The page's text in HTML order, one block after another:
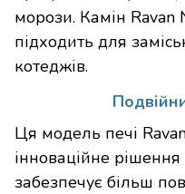
морози. Камін Ravan
підходить для
котеджів.
Ця модель печі
інноваційне
забезпечує більш